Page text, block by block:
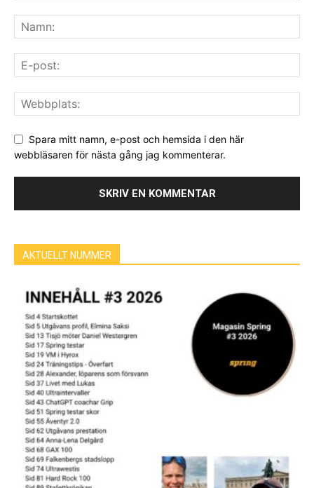
Spara mitt namn, e-post och hemsida i den här
webbläsaren för nästa gång jag kommenterar.
AKTUELLT NUMMER